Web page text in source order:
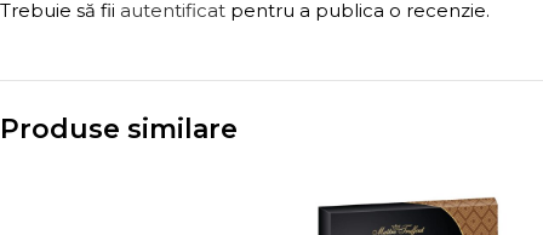
Trebuie să fii autentificat pentru a publica o recenzie.
Produse similare